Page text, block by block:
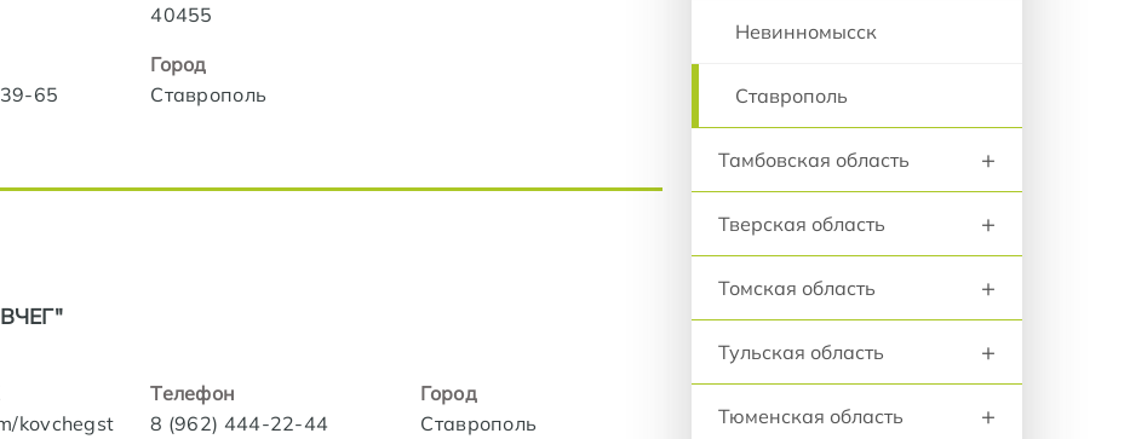
40455
65
Город
Ставрополь
kovchegst
Телефон
8 (962) 444-22-44
Город
Ставрополь
Невинномысск
Ставрополь
Тамбовская область +
Тверская область +
Томская область +
Тульская область +
Тюменская область +